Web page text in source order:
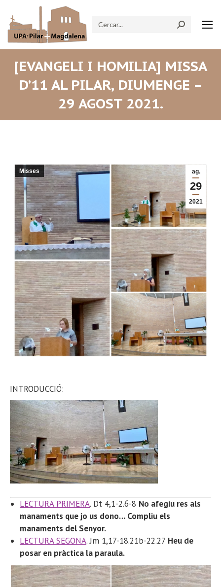
Search:
[EVANGELI I HOMILIA] MISSA
D’11 AL PILAR, DIUMENGE –
29 AGOST 2021.
ag.
29
2021
Misses
INTRODUCCIÓ:
LECTURA PRIMERA. Dt 4,1-2.6-8 No afegiu res als
manaments que jo us dono… Compliu els
manaments del Senyor.
LECTURA SEGONA. Jm 1,17-18.21b-22.27 Heu de
posar en pràctica la paraula.